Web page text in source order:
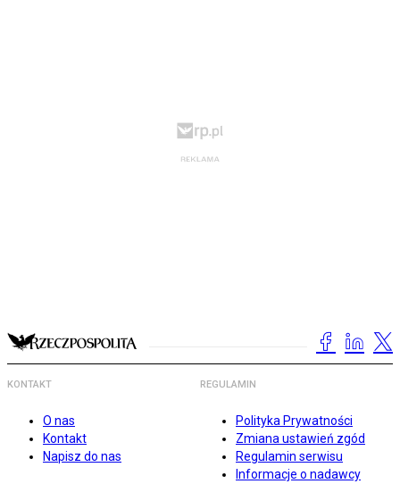
KONTAKT
O nas
Kontakt
Napisz do nas
REGULAMIN
Polityka Prywatności
Zmiana ustawień zgód
Regulamin serwisu
Informacje o nadawcy